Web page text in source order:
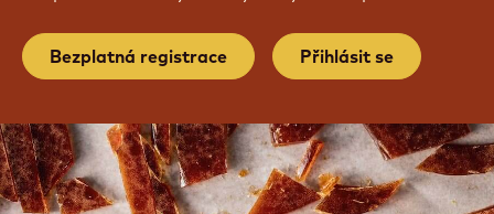
Bezplatná registrace Přihlásit se